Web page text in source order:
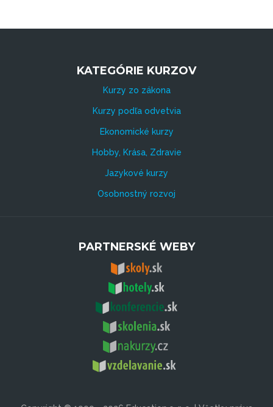
KATEGÓRIE KURZOV
Kurzy zo zákona
Kurzy podľa odvetvia
Ekonomické kurzy
Hobby, Krása, Zdravie
Jazykové kurzy
Osobnostný rozvoj
PARTNERSKÉ WEBY